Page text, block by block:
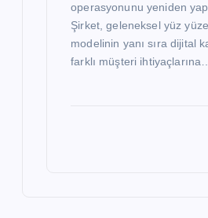
operasyonunu yeniden
Şirket, geleneksel yüz
modelinin yanı sıra dijital
farklı müşteri ihtiyaçlarına…